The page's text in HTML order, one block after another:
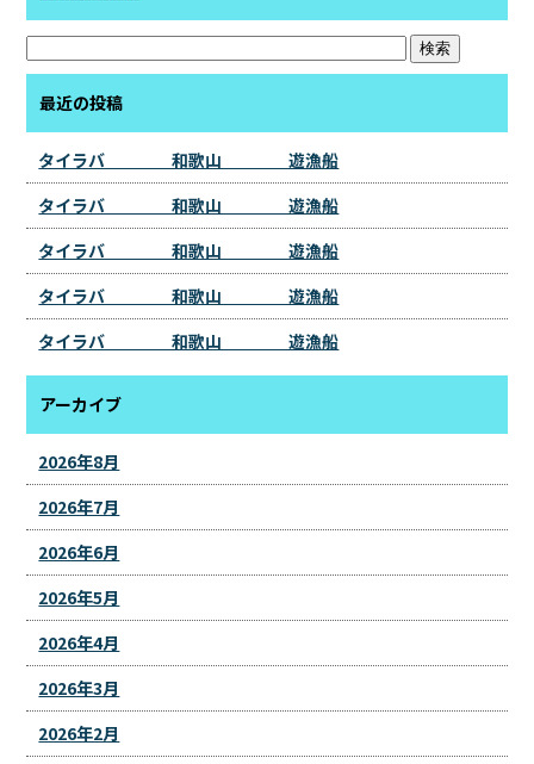
最近の投稿
タイラバ 和歌山 遊漁船
タイラバ 和歌山 遊漁船
タイラバ 和歌山 遊漁船
タイラバ 和歌山 遊漁船
タイラバ 和歌山 遊漁船
アーカイブ
2026年8月
2026年7月
2026年6月
2026年5月
2026年4月
2026年3月
2026年2月